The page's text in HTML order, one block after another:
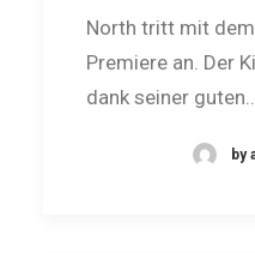
North tritt mit
Premiere an. Der
dank seiner guten…
by